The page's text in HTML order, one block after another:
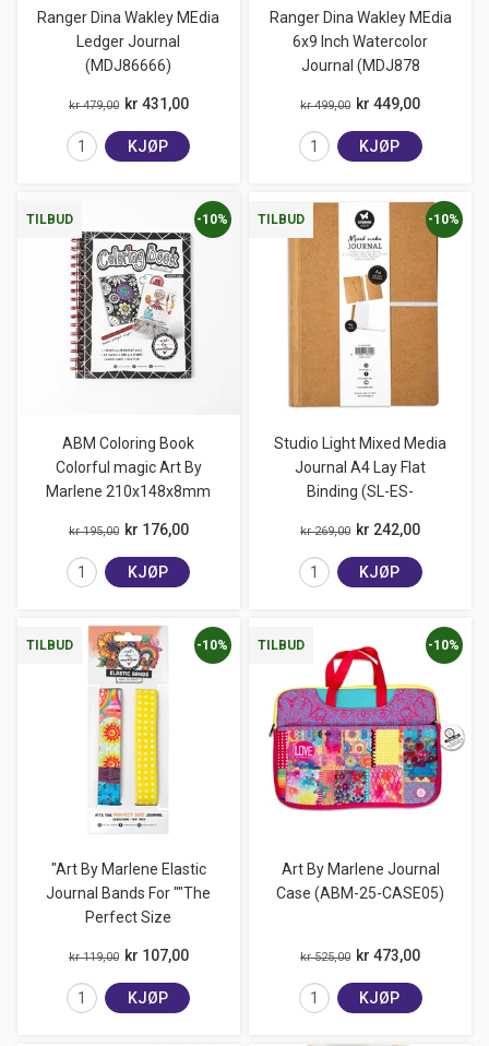
Ranger Dina Wakley MEdia
Ledger Journal
(MDJ86666)
kr 479,00 kr 431,00
KJØP
Ranger Dina Wakley MEdia
6x9 Inch Watercolor
Journal (MDJ878
kr 499,00 kr 449,00
KJØP
TILBUD
ABM Coloring Book
Colorful magic Art By
Marlene 210x148x8mm
-10%
kr 195,00 kr 176,00
KJØP
TILBUD
Studio Light Mixed Media
Journal A4 Lay Flat
Binding (SL-ES-
-10%
kr 269,00 kr 242,00
KJØP
TILBUD
"Art By Marlene Elastic
Journal Bands For ""The
Perfect Size
-10%
kr 119,00 kr 107,00
KJØP
TILBUD
Art By Marlene Journal
Case (ABM-25-CASE05)
-10%
kr 525,00 kr 473,00
KJØP